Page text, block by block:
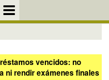
vencidos: no
ni rendir exámenes finales